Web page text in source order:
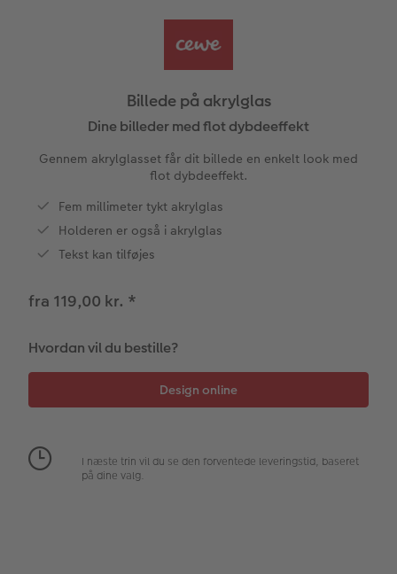
CEWE FOTOBOG Color pop
Mindelomme
Tilbehør
Forstørrelse på fotopapir
Fotoklistermærker
Tilbehør
Pasfoto
Billede på aluminiumsplade
Billede på akrylglas
Billede på træ
Fotoplakat med kort
Fotoplakat med plakatliste
Fotocollage
hexxas
Flerdelt vægbillede
Velkomstskilt
Fotomagneter
Art prints
Fyld-selv gaveæske
Mobilcovers
Kæledyr
CEWE Gavekort
Design selv
Foldekort
Postkort
Kort med fotoindstik
Bordkort
Menukort
Direkte forsendelse
Digitalt festkort
Valgmuligheder
Tilbehør
Billede på akrylglas
Dine billeder med flot dybdeeffekt
Gennem akrylglasset får dit billede en enkelt look med
flot dybdeeffekt.
Fem millimeter tykt akrylglas
Holderen er også i akrylglas
Tekst kan tilføjes
fra 119,00 kr. *
Hvordan vil du bestille?
I næste trin vil du se den forventede leveringstid, baseret
på dine valg.